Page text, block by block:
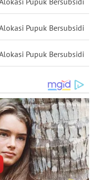
Pupuk Bersubsidi
Pupuk Bersubsidi